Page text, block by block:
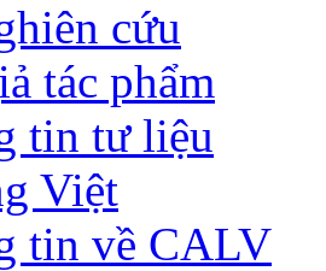
cứu
tác phẩm
tin tư liệu
Việt
tin về CALV